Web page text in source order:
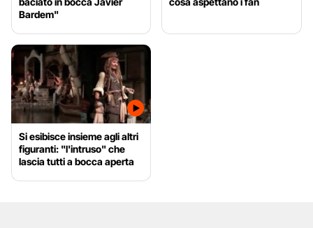
Bardem"
Si esibisce insieme agli altri
figuranti: "l'intruso" che
lascia tutti a bocca aperta